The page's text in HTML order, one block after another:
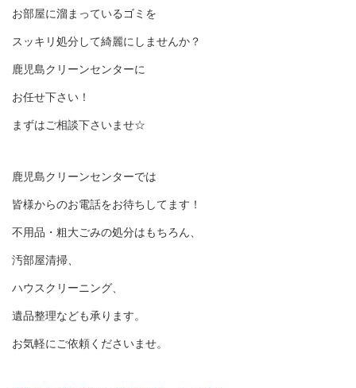
お部屋に溜まっているゴミを
スッキリ処分して綺麗にしませんか？
鹿児島クリーンセンターに
お任せ下さい！
まずはご相談下さいませ☆
鹿児島クリーンセンターでは
皆様からのお電話をお待ちしてます！
不用品・粗大ごみの処分はもちろん、
汚部屋清掃、
ハウスクリーニング、
遺品整理なども承ります。
お気軽にご依頼くださいませ。